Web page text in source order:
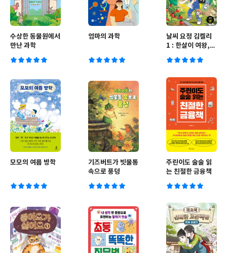
수상한 동물원에서
만난 과학
엄마의 과학
날씨 요정 김켈리
1 : 한살이 여왕,
모모의 여름 방학
기즈버트가 빗물통
속으로 풍덩
주린이도 술술 읽
는 친절한 금융책